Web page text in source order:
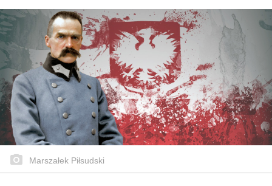
Marszałek Piłsudski